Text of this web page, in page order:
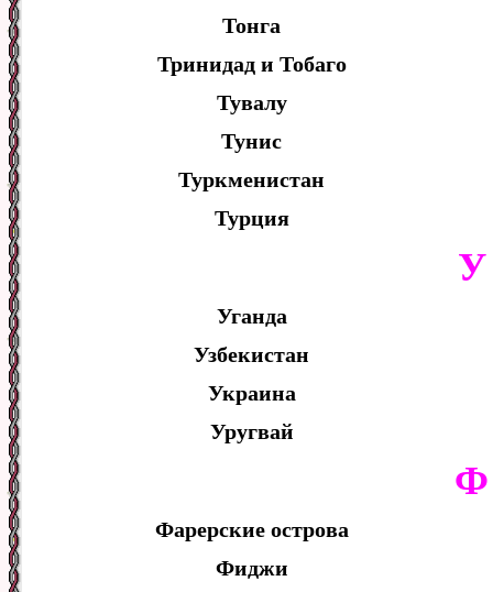
Тонга
Тринидад и Тобаго
Тувалу
Тунис
Туркменистан
Турция
У
Уганда
Узбекистан
Украина
Уругвай
Ф
Фарерские острова
Фиджи